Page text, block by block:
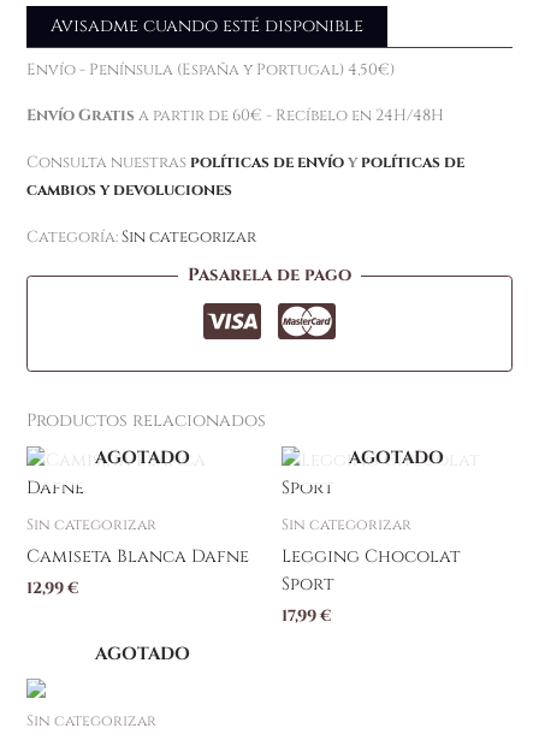
Avisadme cuando esté disponible
Envío - Península (España y Portugal) 4,50€)
Envío Gratis a partir de 60€ - Recíbelo en 24H/48H
Consulta nuestras políticas de envíoy políticas de
cambios y devoluciones
Categoría:Sin categorizar
Pasarela de pago
Productos relacionados
AGOTADO
Sin categorizar
Camiseta Blanca Dafne
12,99€
AGOTADO
Sin categorizar
Legging Chocolat
Sport
17,99€
Este
producto
tiene
variantes.
Las
opciones
AGOTADO
Sin categorizar